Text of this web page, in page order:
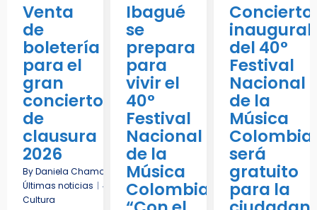
Venta
de
boletería
para el
gran
concierto
de
clausura
2026
ByDaniela Chamorro Herrera | 16Mar, 26
Últimas noticias | 40 FNMC Conciertos 2026
Cultura
Ibagué
se
prepara
para
vivir el
40°
Festival
Nacional
de la
Música
Colombiana
Concierto
inaugural
del 40°
Festival
Nacional
de la
Música
será
gratuito
para la